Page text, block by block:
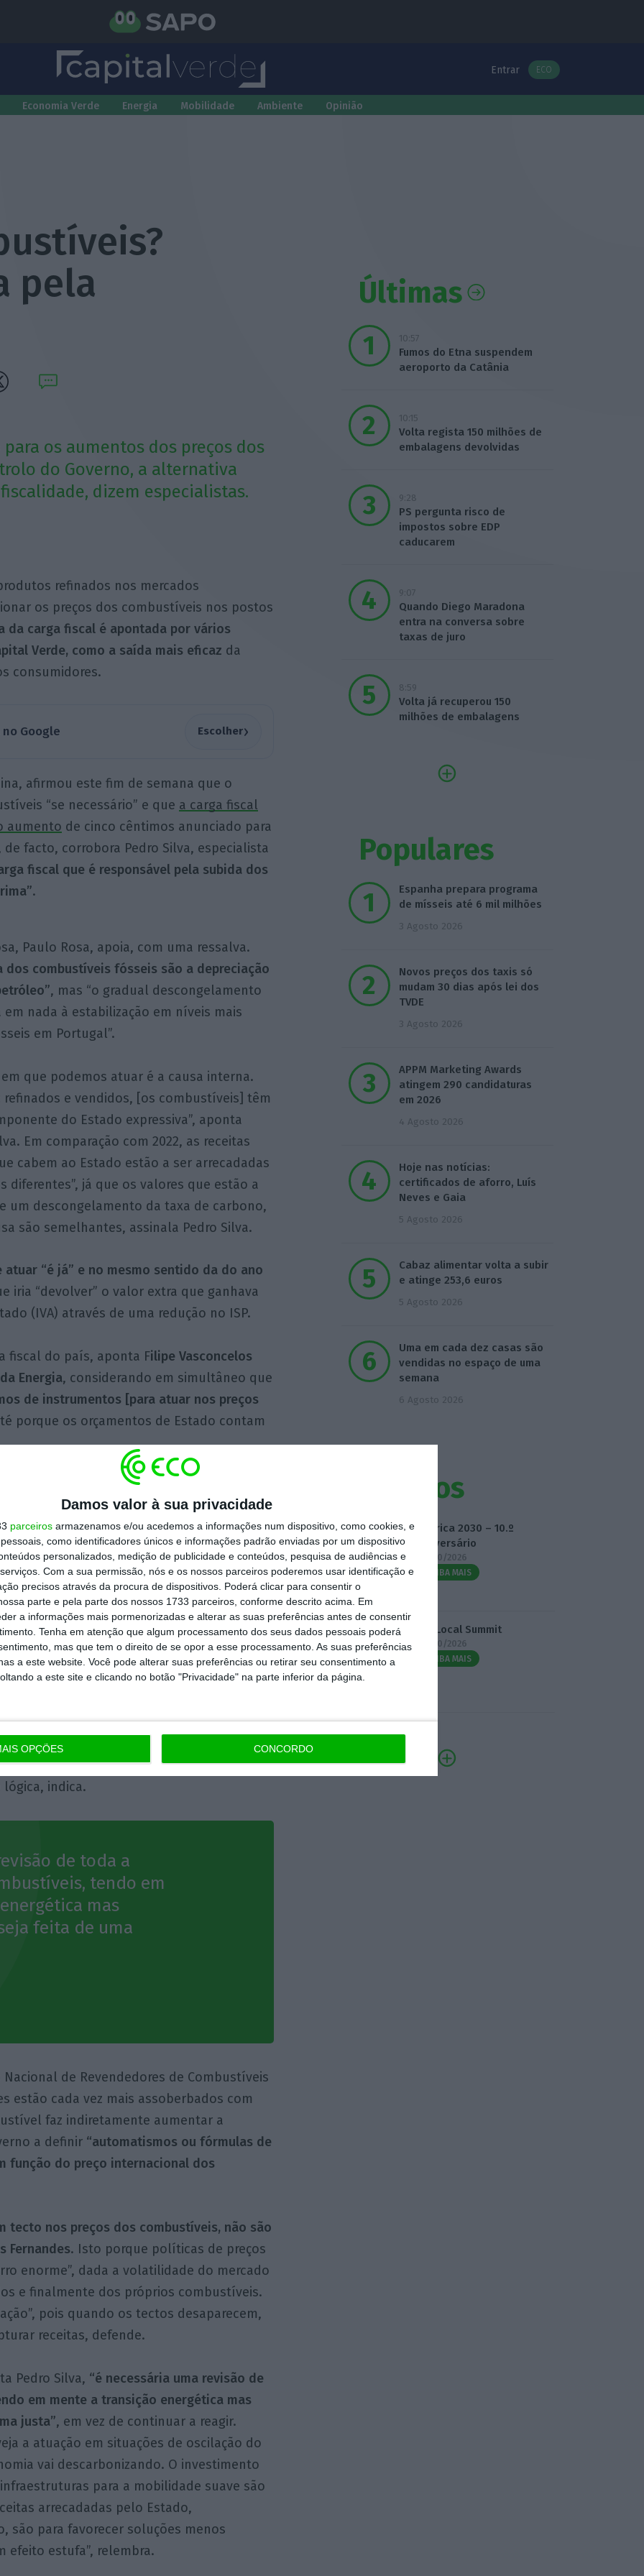
Damos valor à sua privacidade
parceiros armazenamos e/ou acedemos a informações num dispositivo, como cookies, e
como identificadores únicos e informações padrão enviadas por um dispositivo
personalizados, medição de publicidade e conteúdos, pesquisa de audiências e
Com a sua permissão, nós e os nossos parceiros poderemos usar identificação e
precisos através da procura de dispositivos. Poderá clicar para consentir o
parte e pela parte dos nossos 1733 parceiros, conforme descrito acima. Em
a informações mais pormenorizadas e alterar as suas preferências antes de consentir
Tenha em atenção que algum processamento dos seus dados pessoais poderá
mas que tem o direito de se opor a esse processamento. As suas preferências
a este website. Você pode alterar suas preferências ou retirar seu consentimento a
a este site e clicando no botão "Privacidade" na parte inferior da página.
OPÇÕES CONCORDO
Entrar ECO
Economia Verde Energia Mobilidade Ambiente Opinião
pela
os aumentos dos preços dos
do Governo, a alternativa
dizem especialistas.
refinados nos mercados
os preços dos combustíveis nos postos
da carga fiscal é apontada por vários
Verde, como a saída mais eficaz da
consumidores.
Google Escolher›
afirmou este fim de semana que o
“se necessário” e que a carga fiscal
aumento de cinco cêntimos anunciado para
facto, corrobora Pedro Silva, especialista
fiscal que é responsável pela subida dos
.
Paulo Rosa, apoia, com uma ressalva.
dos combustíveis fósseis são a depreciação
, mas “o gradual descongelamento
nada à estabilização em níveis mais
em Portugal”.
em que podemos atuar é a causa interna.
refinados e vendidos, [os combustíveis] têm
do Estado expressiva”, aponta
Em comparação com 2022, as receitas
cabem ao Estado estão a ser arrecadadas
diferentes”, já que os valores que estão a
um descongelamento da taxa de carbono,
são semelhantes, assinala Pedro Silva.
atuar “é já” e no mesmo sentido da do ano
iria “devolver” o valor extra que ganhava
(IVA) através de uma redução no ISP.
fiscal do país, aponta Filipe Vasconcelos
Energia, considerando em simultâneo que
de instrumentos [para atuar nos preços
porque os orçamentos de Estado contam
da fiscalidade para o alívio dos
“seriaa criação de uma espécie de
mas “ancorado à inflação”. Ou seja,
contrabalançando, definindo-sea priori
semelhante à lógica aplicada no ano
pelo Governo, Filipe Vasconcelos Fernandes
a diferença:“Acredito mais em impostos
constante, que têm uma espécie de
ou descontos que acabam por viciar mais
curta ou transformam-se num subsídio”,
a par do ISP no mesmo código,
indica.
de toda a
tendo em
mas
feita de uma
Nacional de Revendedores de Combustíveis
estão cada vez mais assoberbados com
faz indiretamente aumentar a
a definir “automatismos ou fórmulas de
função do preço internacional dos
tecto nos preços dos combustíveis, não são
Fernandes. Isto porque políticas de preços
enorme”, dada a volatilidade do mercado
e finalmente dos próprios combustíveis.
pois quando os tectos desaparecem,
receitas, defende.
Pedro Silva, “é necessária uma revisão de
em mente a transição energética mas
justa”, em vez de continuar a reagir.
a atuação em situações de oscilação do
vai descarbonizando. O investimento
para a mobilidade suave são
arrecadadas pelo Estado,
são para favorecer soluções menos
efeito estufa”, relembra.
Últimas
10:57
Fumos do Etna suspendem
aeroporto da Catânia
10:15
Volta regista 150 milhões de
embalagens devolvidas
9:28
PS pergunta risco de
impostos sobre EDP
caducarem
9:07
Quando Diego Maradona
entra na conversa sobre
taxas de juro
8:59
Volta já recuperou 150
milhões de embalagens
Populares
Espanha prepara programa
de mísseis até 6 mil milhões
3 Agosto 2026
Novos preços dos taxis só
mudam 30 dias após lei dos
TVDE
3 Agosto 2026
APPM Marketing Awards
atingem 290 candidaturas
em 2026
4 Agosto 2026
Hoje nas notícias:
certificados de aforro, Luís
Neves e Gaia
5 Agosto 2026
Cabaz alimentar volta a subir
e atinge 253,6 euros
5 Agosto 2026
Uma em cada dez casas são
vendidas no espaço de uma
semana
6 Agosto 2026
Eventos
Fábrica 2030 – 10.º
Aniversário
14/10/2026
SAIBA MAIS
3.º Local Summit
07/10/2026
SAIBA MAIS